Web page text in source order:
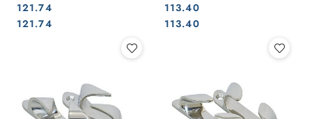
Cena:
121.74
Cena:
121.74 Cena:
113.40
Cena:
113.40